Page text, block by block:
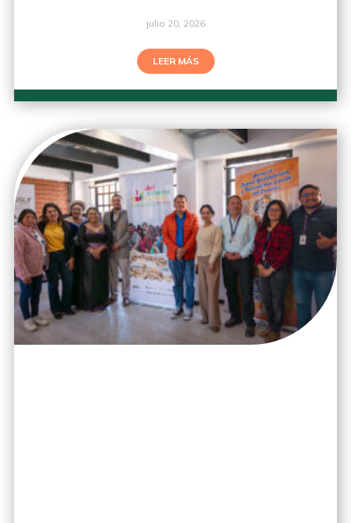
julio 20, 2026
LEER MÁS